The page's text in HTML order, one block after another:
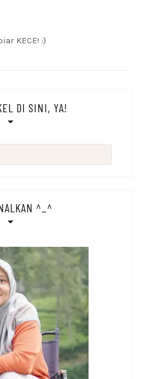
KECE! :)
DI SINI, YA!
^_^